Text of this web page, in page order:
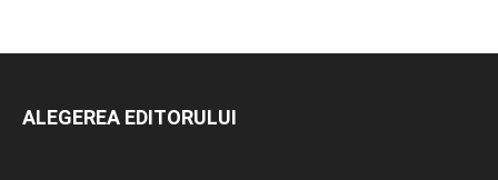
ALEGEREA EDITORULUI